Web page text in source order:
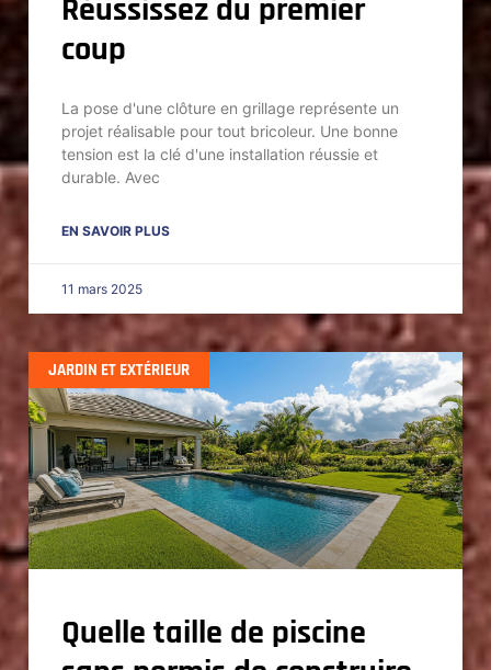
Réussissez du premier
coup
La pose d'une clôture en grillage représente un
projet réalisable pour tout bricoleur. Une bonne
tension est la clé d'une installation réussie et
durable. Avec
EN SAVOIR PLUS
11 mars 2025
JARDIN ET EXTÉRIEUR
Quelle taille de piscine